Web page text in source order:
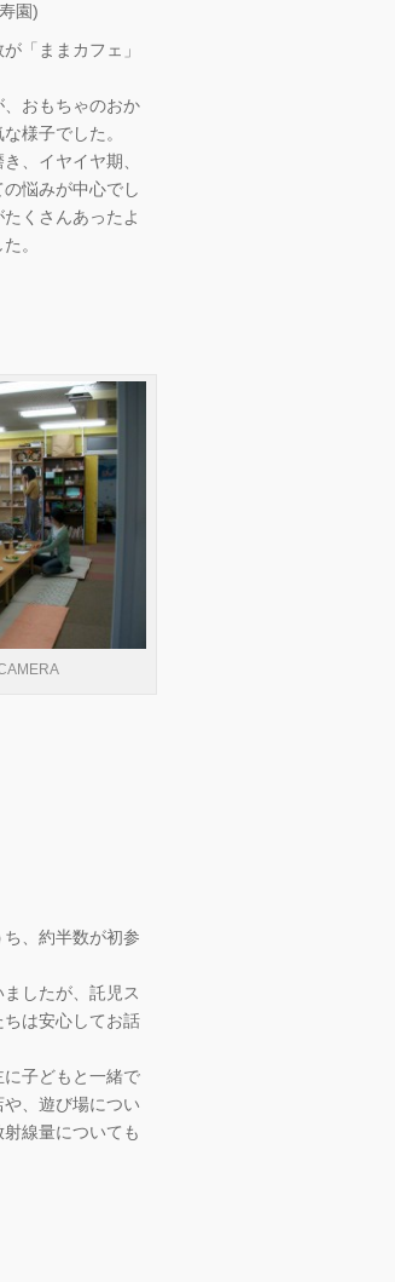
園)
「ままカフェ」
おもちゃのおか
様子でした。
、イヤイヤ期、
悩みが中心でし
くさんあったよ
。
、約半数が初参
したが、託児ス
は安心してお話
子どもと一緒で
、遊び場につい
線量についても